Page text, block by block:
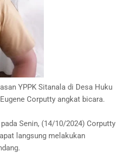
YPPK Sitanala di Desa Huku
Corputty angkat bicara.
Senin, (14/10/2024) Corputty
langsung melakukan